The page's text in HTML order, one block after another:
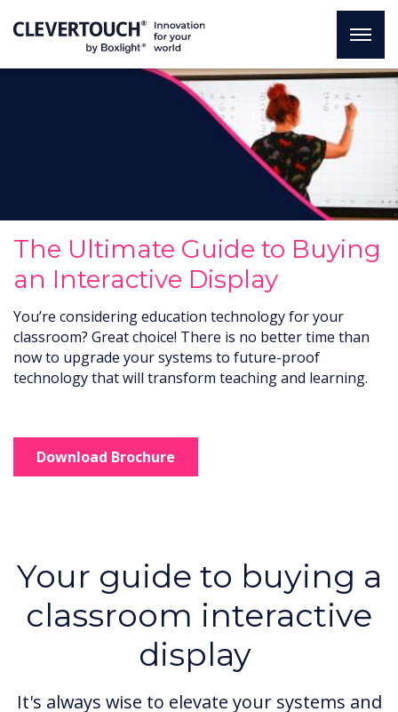
The Ultimate Guide to Buying
an Interactive Display
You’re considering education technology for your
classroom? Great choice! There is no better time than
now to upgrade your systems to future-proof
technology that will transform teaching and learning.
Download Brochure
Your guide to buying a
classroom interactive
display
It's always wise to elevate your systems and